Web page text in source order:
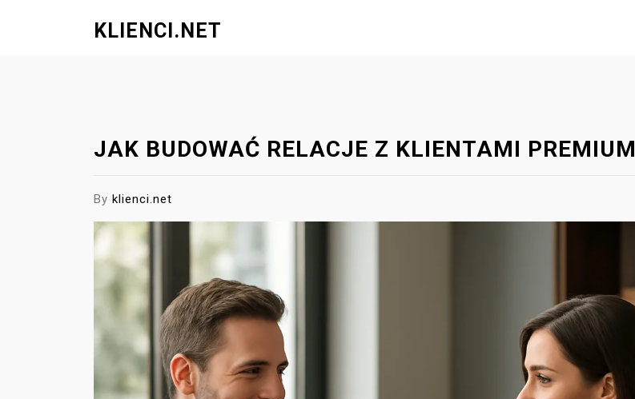
KLIENCI.NET
JAK BUDOWAĆ RELACJE Z KLIENTAMI PREMIUM
By klienci.net